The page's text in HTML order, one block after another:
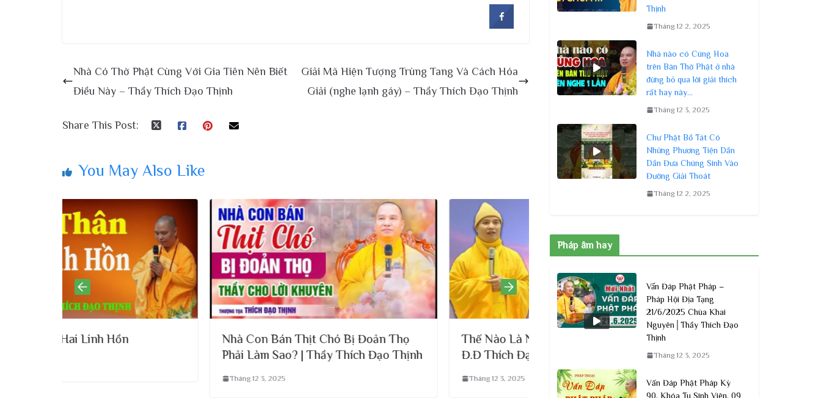
Nhà Có Thờ Phật Cùng Với Gia Tiên Nên Biết
Điều Này – Thầy Thích Đạo Thịnh
Giải Mã Hiện Tượng Trùng Tang Và Cách Hóa
Giải (nghe lạnh gáy) – Thầy Thích Đạo Thịnh
Share This Post:
You May Also Like
Nhà Con Bán Thịt Chó Bị Đoản Thọ
Phải Làm Sao? | Thầy Thích Đạo Thịnh
Thế Nào Là Nghiệp Và Nhân Quả L
Đ.Đ Thích Đạo Thịnh
Lịch 2024 Có Ảnh Phật, Bồ Tát Thì
Cuối Năm Nên Làm Thế Nào? |
Thượng Tọa Thích Đạo Thịnh
Tháng 12 2, 2025
Thịnh
Tháng 12 2, 2025
Nhà nào có Cúng Hoa
trên Bàn Thờ Phật ở nhà
đừng bỏ qua lời giải thích
rất hay này…
Tháng 12 3, 2025
Chư Phật Bồ Tát Có
Những Phương Tiện Dần
Dần Đưa Chúng Sinh Vào
Đường Giải Thoát
Tháng 12 2, 2025
Pháp âm hay
Vấn Đáp Phật Pháp –
Pháp Hội Địa Tạng
21/6/2025 Chùa Khai
Nguyên│Thầy Thích Đạo
Thịnh
Tháng 12 3, 2025
Vấn Đáp Phật Pháp Kỳ
90, Khóa Tu Sinh Viên, 09